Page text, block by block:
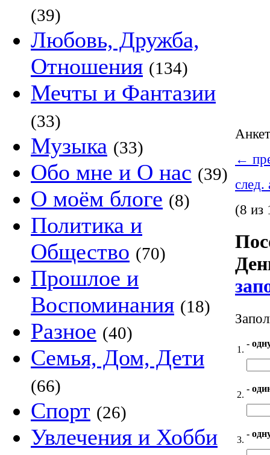
(39)
Любовь, Дружба,
Отношения (134)
Мечты и Фантазии
(33)
Музыка (33)
Обо мне и О нас (39)
О моём блоге (8)
Политика и
Общество (70)
Прошлое и
Воспоминания (18)
Разное (40)
Семья, Дом, Дети
(66)
Спорт (26)
Увлечения и Хобби
←
след.
(8 из
1.
-
2.
-
3.
-